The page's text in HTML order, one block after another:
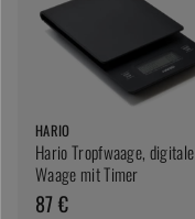
HARIO
Hario Tropfwaage, digitale
Waage mit Timer
87 €